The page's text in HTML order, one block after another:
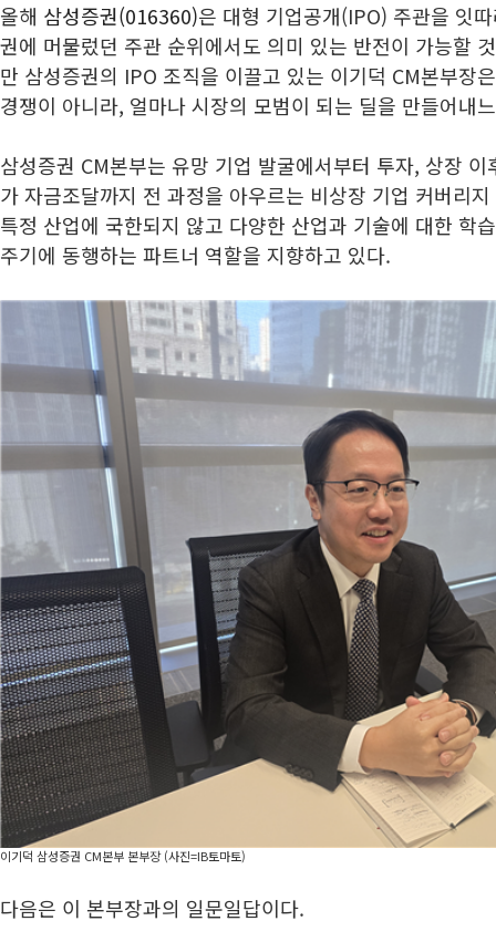
올해 삼성증권(016360)은 대형 기업공개(IPO) 주관을 잇
권에 머물렀던 주관 순위에서도 의미 있는 반전이 가능할
만 삼성증권의 IPO 조직을 이끌고 있는 이기덕 CM본부장
경쟁이 아니라, 얼마나 시장의 모범이 되는 딜을 만들어내
삼성증권 CM본부는 유망 기업 발굴에서부터 투자, 상장
가 자금조달까지 전 과정을 아우르는 비상장 기업 커버리
특정 산업에 국한되지 않고 다양한 산업과 기술에 대한 학
주기에 동행하는 파트너 역할을 지향하고 있다.
이기덕 삼성증권 CM본부 본부장 (사진=IB토마토)
다음은 이 본부장과의 일문일답이다.